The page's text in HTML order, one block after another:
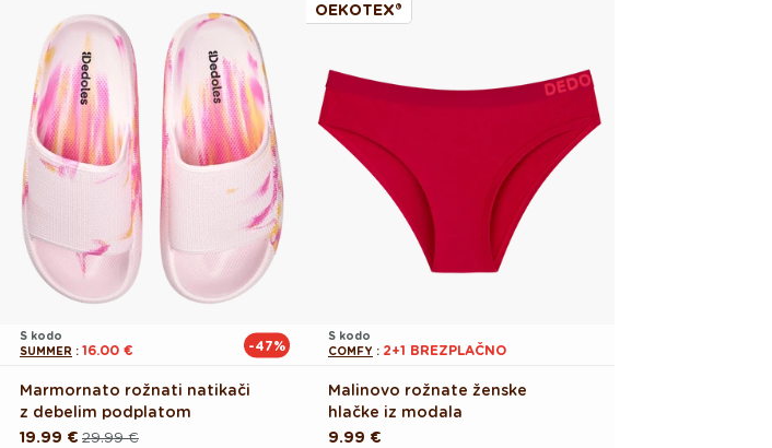
S kodo
SUMMER : 16.00 € -47%
Marmornato rožnati natikači
z debelim podplatom
Redna
29.99 €
Akcijska
19.99 €
OEKOTEX®
S kodo
COMFY : 2+1 BREZPLAČNO
Malinovo rožnate ženske
hlačke iz modala
Redna
9.99 €